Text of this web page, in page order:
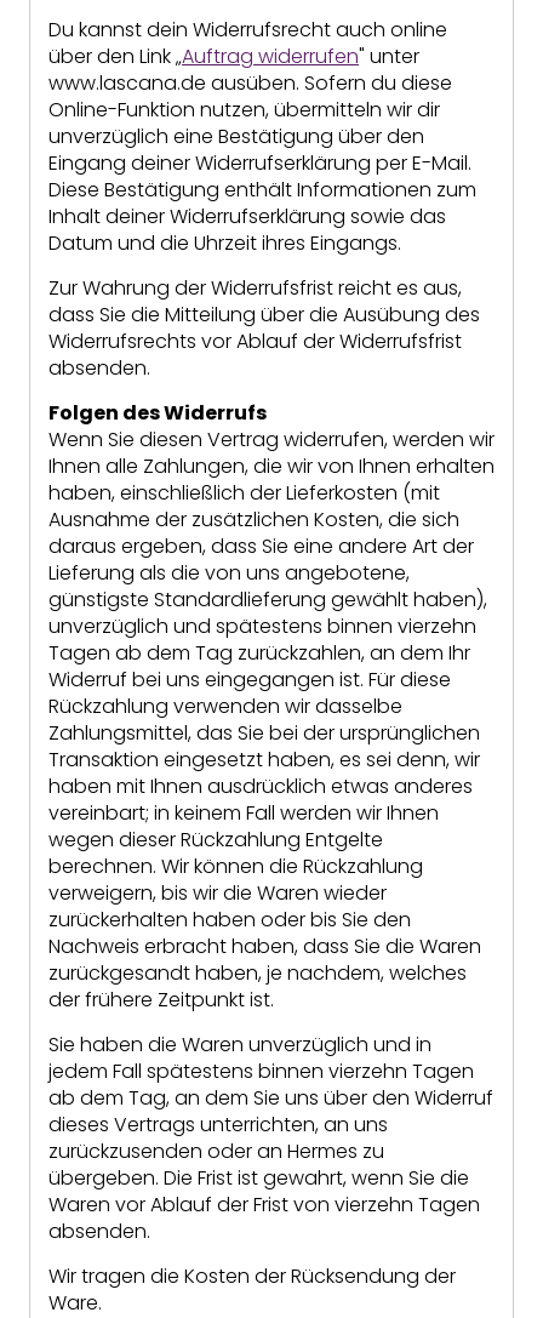
Du kannst dein Widerrufsrecht auch online
über den Link „Auftrag widerrufen" unter
www.lascana.de ausüben. Sofern du diese
Online-Funktion nutzen, übermitteln wir dir
unverzüglich eine Bestätigung über den
Eingang deiner Widerrufserklärung per E-Mail.
Diese Bestätigung enthält Informationen zum
Inhalt deiner Widerrufserklärung sowie das
Datum und die Uhrzeit ihres Eingangs.
Zur Wahrung der Widerrufsfrist reicht es aus,
dass Sie die Mitteilung über die Ausübung des
Widerrufsrechts vor Ablauf der Widerrufsfrist
absenden.
Folgen des Widerrufs
Wenn Sie diesen Vertrag widerrufen, werden wir
Ihnen alle Zahlungen, die wir von Ihnen erhalten
haben, einschließlich der Lieferkosten (mit
Ausnahme der zusätzlichen Kosten, die sich
daraus ergeben, dass Sie eine andere Art der
Lieferung als die von uns angebotene,
günstigste Standardlieferung gewählt haben),
unverzüglich und spätestens binnen vierzehn
Tagen ab dem Tag zurückzahlen, an dem Ihr
Widerruf bei uns eingegangen ist. Für diese
Rückzahlung verwenden wir dasselbe
Zahlungsmittel, das Sie bei der ursprünglichen
Transaktion eingesetzt haben, es sei denn, wir
haben mit Ihnen ausdrücklich etwas anderes
vereinbart; in keinem Fall werden wir Ihnen
wegen dieser Rückzahlung Entgelte
berechnen. Wir können die Rückzahlung
verweigern, bis wir die Waren wieder
zurückerhalten haben oder bis Sie den
Nachweis erbracht haben, dass Sie die Waren
zurückgesandt haben, je nachdem, welches
der frühere Zeitpunkt ist.
Sie haben die Waren unverzüglich und in
jedem Fall spätestens binnen vierzehn Tagen
ab dem Tag, an dem Sie uns über den Widerruf
dieses Vertrags unterrichten, an uns
zurückzusenden oder an Hermes zu
übergeben. Die Frist ist gewahrt, wenn Sie die
Waren vor Ablauf der Frist von vierzehn Tagen
absenden.
Wir tragen die Kosten der Rücksendung der
Ware.